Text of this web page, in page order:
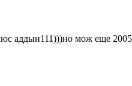
аддын111)))но мож еще 2005